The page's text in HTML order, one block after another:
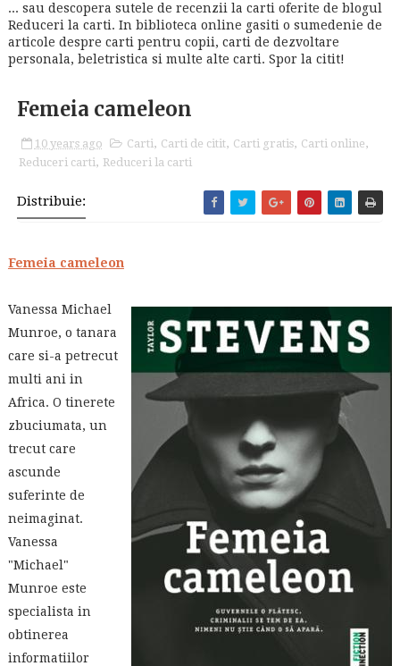
... sau descopera sutele de recenzii la carti oferite de blogul
Reduceri la carti. In biblioteca online gasiti o sumedenie de
articole despre carti pentru copii, carti de dezvoltare
personala, beletristica si multe alte carti. Spor la citit!
Femeia cameleon
10 years ago Carti, Carti de citit, Carti gratis, Carti online,
Reduceri carti, Reduceri la carti
Distribuie:
Femeia cameleon
Vanessa Michael
Munroe, o tanara
care si-a petrecut
multi ani in
Africa. O tinerete
zbuciumata, un
trecut care
ascunde
suferinte de
neimaginat.
Vanessa
"Michael"
Munroe este
specialista in
obtinerea
informatiilor